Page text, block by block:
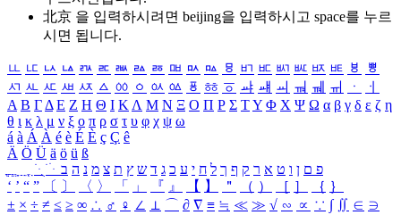
北京 을 입력하시려면 beijing을 입력하시고 space를 누르
시면 됩니다.
ㅥ ㅦ ㅧ ㅨ ㅩ ㅪ ㅫ ㅬ ㅭ ㅮ ㅯ ㅰ ㅱ ㅲ ㅳ ㅴ ㅵ ㅶ ㅷ ㅸ
ㅹ
ㅺ ㅻ ㅼ ㅽ ㅾ ㅿ ㆀ ㆁ ㆂ ㆃ ㆄ ㆅ ㆆ ㆇ ㆈ ㆉ ㆊ ㆋ ㆌ ㆍ
ㆎ
Α Β ΓΔ Ε Ζ Η Θ Ι ΚΛ Μ Ν Ξ Ο Π Ρ Σ ΤΥ Φ Χ Ψ Ω α β γ δ ε ζ η
θ ι κ λ μ ν ξ ο π ρ σ τ υ φ χ ψ ω
á à Á À é è É È ç Ç ê
Ä Ö Ü ä ö ü ß
ִֶֹ ֻּ ׁׂ פ ם ן ו ט א ר ק ף ך ל ח י ע כ ג ד ש ץ ת צ מ נ ה ב
‘ ’ “ ” 〔 〕 〈 〉 「 」 『 』 【 】 ＂ （ ） ［ ］ ｛ ｝
± × ÷ ≠ ≤ ≥ ∞ ∴ ♂ ♀ ∠ ⊥ ⌒ ∂ ∇ ≡ ≒ ≪ ≫ √ ∽ ∝ ∵ ∫ ∬ ∈ ∋